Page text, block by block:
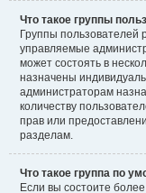
Что такое группы
Группы пользователей
управляемые
может состоять в
назначены
администраторам
количеству
прав или
разделам.
Что такое группа по
Если вы состоите